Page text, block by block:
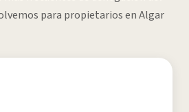
para propietarios en Algar